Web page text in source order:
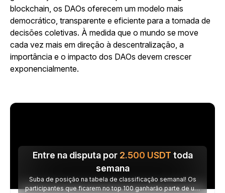
blockchain, os DAOs oferecem um modelo mais
democrático, transparente e eficiente para a tomada de
decisões coletivas. À medida que o mundo se move
cada vez mais em direção à descentralização, a
importância e o impacto dos DAOs devem crescer
exponencialmente.
Entre na disputa por 2.500 USDT toda
semana
Suba de posição na tabela de classificação semanal! Os
participantes que ficarem no top 100 ganharão parte de um